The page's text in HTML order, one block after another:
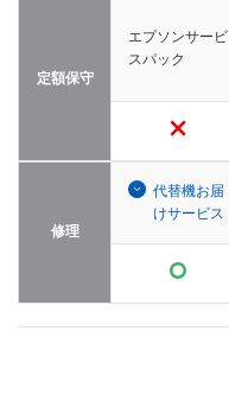
定額保守
エプソンサービ
スパック
修理
代替機お届
けサービス